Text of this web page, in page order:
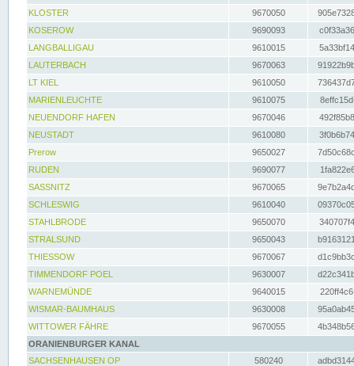
KLOSTER
9670050
KOSEROW
9690093
LANGBALLIGAU
9610015
LAUTERBACH
9670063
LT KIEL
9610050
MARIENLEUCHTE
9610075
NEUENDORF HAFEN
9670046
NEUSTADT
9610080
Prerow
9650027
RUDEN
9690077
SASSNITZ
9670065
SCHLESWIG
9610040
STAHLBRODE
9650070
STRALSUND
9650043
THIESSOW
9670067
TIMMENDORF POEL
9630007
WARNEMÜNDE
9640015
WISMAR-BAUMHAUS
9630008
WITTOWER FÄHRE
9670055
ORANIENBURGER KANAL
SACHSENHAUSEN OP
580240